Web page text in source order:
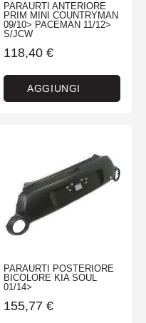
PARAURTI ANTERIORE
PRIM MINI COUNTRYMAN
09/10> PACEMAN 11/12>
S/JCW
118,40 €
AGGIUNGI
PARAURTI POSTERIORE
BICOLORE KIA SOUL
01/14>
155,77 €